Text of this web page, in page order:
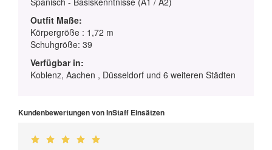
Outfit Maße:
Körpergröße : 1,72 m
Schuhgröße: 39
Verfügbar in:
Koblenz, Aachen , Düsseldorf und 6 weiteren Städten
Kundenbewertungen von InStaff Einsätzen